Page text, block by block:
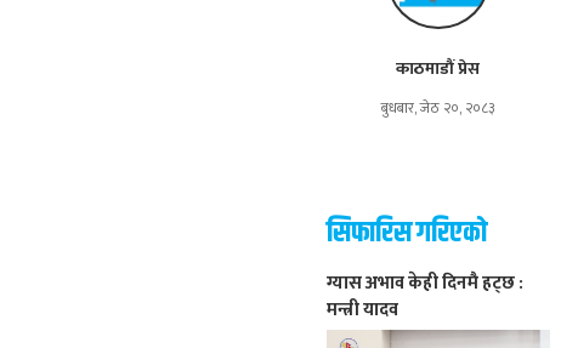
काठमाडौं प्रेस
बुधबार, जेठ २०, २०८३
सिफारिस गरिएको
ग्यास अभाव केही दिनमै हट्छ :
मन्त्री यादव